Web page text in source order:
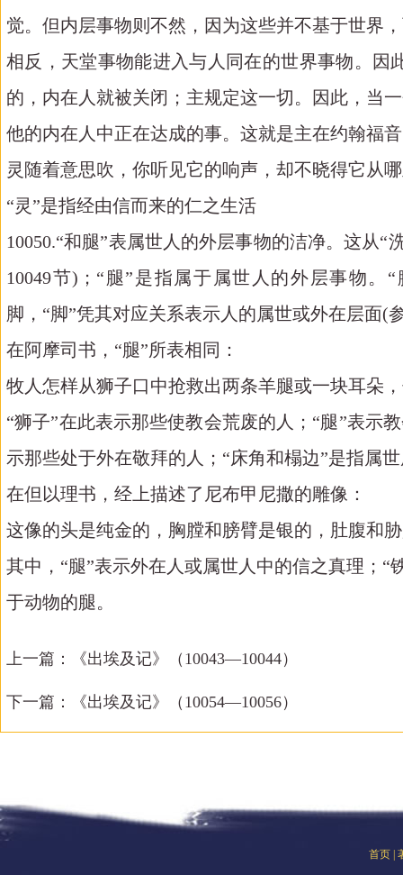
觉。但内层事物则不然，因为这些并不基于世界
相反，天堂事物能进入与人同在的世界事物。
的，内在人就被关闭；主规定这一切。因此，当
他的内在人中正在达成的事。这就是主在约翰福
灵随着意思吹，你听见它的响声，却不晓得它从
“灵”是指经由信而来的仁之生活
10050.“和腿”表属世人的外层事物的洁净。这从
10049节)；“腿”是指属于属世人的外层事物
脚，“脚”凭其对应关系表示人的属世或外在层面(
在阿摩司书，“腿”所表相同：
牧人怎样从狮子口中抢救出两条羊腿或一块耳朵
“狮子”在此表示那些使教会荒废的人；“腿”表示
示那些处于外在敬拜的人；“床角和榻边”是指属
在但以理书，经上描述了尼布甲尼撒的雕像：
这像的头是纯金的，胸膛和膀臂是银的，肚腹和
其中，“腿”表示外在人或属世人中的信之真理；
于动物的腿。
上一篇： 《出埃及记》（10043—10044）
下一篇： 《出埃及记》（10054—10056）
首页